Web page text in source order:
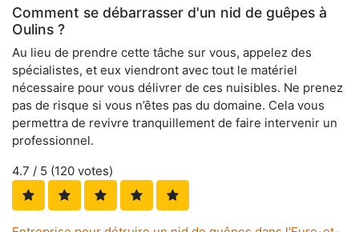
Comment se débarrasser d'un nid de guêpes à
Oulins ?
Au lieu de prendre cette tâche sur vous, appelez des
spécialistes, et eux viendront avec tout le matériel
nécessaire pour vous délivrer de ces nuisibles. Ne prenez
pas de risque si vous n’êtes pas du domaine. Cela vous
permettra de revivre tranquillement de faire intervenir un
professionnel.
4.7 / 5 (120 votes)